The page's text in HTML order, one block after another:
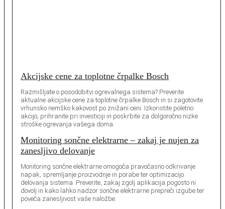
Akcijske cene za toplotne črpalke Bosch
Razmišljate o posodobitvi ogrevalnega sistema? Preverite
aktualne akcijske cene za toplotne črpalke Bosch in si zagotovite
vrhunsko nemško kakovost po znižani ceni. Izkoristite poletno
akcijo, prihranite pri investiciji in poskrbite za dolgoročno nizke
stroške ogrevanja vašega doma.
Monitoring sončne elektrarne – zakaj je nujen za
zanesljivo delovanje
Monitoring sončne elektrarne omogoča pravočasno odkrivanje
napak, spremljanje proizvodnje in porabe ter optimizacijo
delovanja sistema. Preverite, zakaj zgolj aplikacija pogosto ni
dovolj in kako lahko nadzor sončne elektrarne prepreči izgube ter
poveča zanesljivost vaše naložbe.